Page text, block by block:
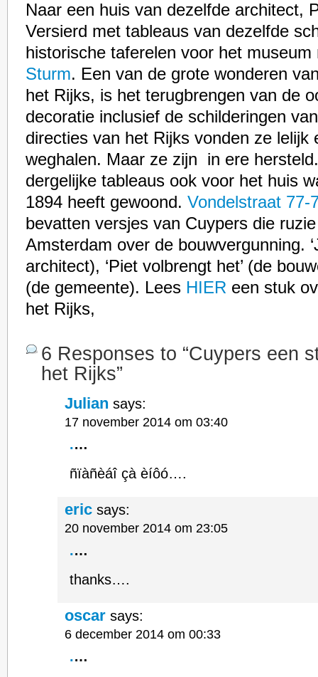
Naar een huis van dezelfde architect,
Versierd met tableaus van dezelfde
historische taferelen voor het
Sturm. Een van de grote wonderen
het Rijks, is het terugbrengen van de
decoratie inclusief de schilderingen
directies van het Rijks vonden ze lelijk
weghalen. Maar ze zijn in ere
dergelijke tableaus ook voor het huis
1894 heeft gewoond. Vondelstraat 77-
bevatten versjes van Cuypers die
Amsterdam over de bouwvergunning.
architect), ‘Piet volbrengt het’ (de
(de gemeente). Lees HIER een stuk
het Rijks,
6 Responses to “Cuypers een
het Rijks”
Julian says:
17 november 2014 om 03:40
.…
ñïàñèáî çà èíôó….
eric says:
20 november 2014 om 23:05
.…
thanks….
oscar says:
6 december 2014 om 00:33
.…